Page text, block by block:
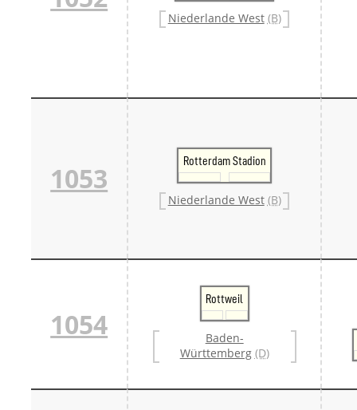
Weitere
Niederlande West (B)
1053
Rotterdam Stadion
Niederlande West (B)
1054
Rottweil
Baden-
Württemberg (D)